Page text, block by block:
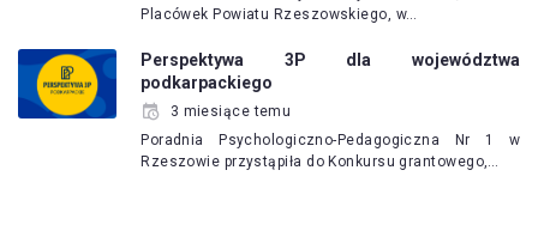
Placówek Powiatu Rzeszowskiego, w…
Perspektywa 3P dla województwa
podkarpackiego
3 miesiące temu
Poradnia Psychologiczno-Pedagogiczna Nr 1 w
Rzeszowie przystąpiła do Konkursu grantowego,…